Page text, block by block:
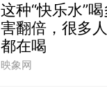
这种“快乐水”
害翻倍，很多
都在喝
映象网